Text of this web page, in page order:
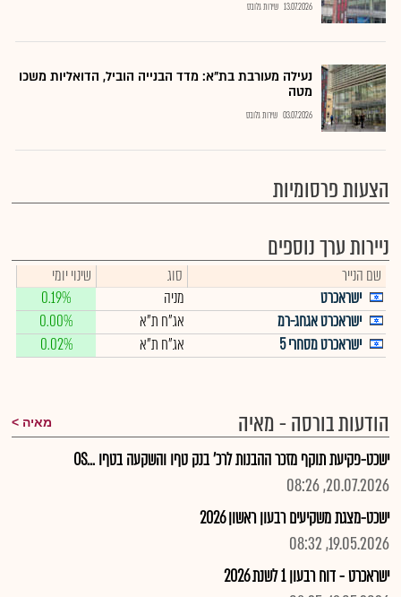
13.07.2026 שירות גלובס
נעילה מעורבת בת"א: מדד הבנייה הוביל, הדואליות משכו
מטה
03.07.2026 שירות גלובס
הצעות פרסומיות
ניירות ערך נוספים
שם הנייר סוג
שינוי יומי
ישראכרט
מניה
0.19%
ישראכרט אגחג-רמ
אג"ח ת"א
0.00%
ישראכרט מסחרי 5
אג"ח ת"א 0.02%
הודעות בורסה - מאיה מאיה
ישכט-פקיעת תוקף מזכר ההבנות לרכ' בנק טףו והשקעה בטףו ...OS
20.07.2026, 08:26
ישכט-מצגת משקיעים רבעון ראשון 2026
19.05.2026, 08:32
ישראכרט - דוח רבעון 1 לשנת 2026